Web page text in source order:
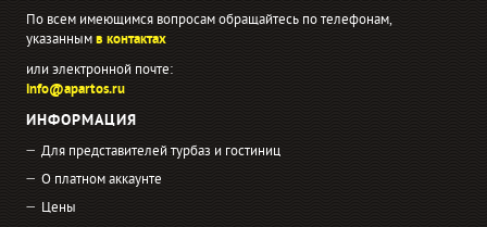
По всем имеющимся вопросам обращайтесь по телефонам,
указаннымв контактах
или электронной почте:
info@apartos.ru
ИНФОРМАЦИЯ
Для представителей турбаз и гостиниц
О платном аккаунте
Цены